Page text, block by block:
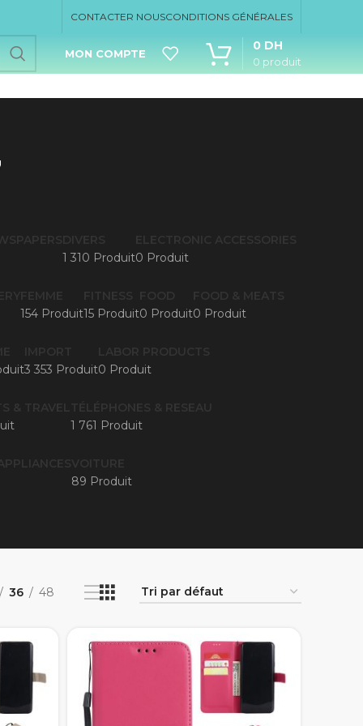
CONTACTER NOUSCONDITIONS GÉNÉRALES
MON COMPTE
0 produit
0 DH
1 310 Produit0 Produit
154 Produit15 Produit0 Produit0 Produit
3 353 Produit0 Produit
1 761 Produit
89 Produit
36 48